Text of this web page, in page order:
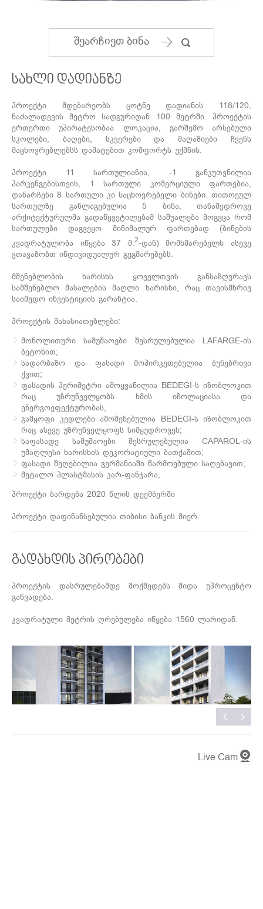
შეარჩიეთ ბინა
სახლი დადიანზე
პროექტი მდებარეობს ცოტნე დადიანის 118/120,
ნაძალადევის მეტრო სადგურიდან 100 მეტრში. პროექტის
ერთერთი უპირატესობაა ლოკაცია, გარშემო არსებული
სკოლები, ბაღები, სკვერები და მაღაზიები ჩვენს
მაცხოვრებლებსს დამატებით კომფორტს უქმნის.
პროექტი 11 სართულიანია, -1 განკუთვნილია
პარკენგებისთვის, 1 სართული კომერციული ფართებია,
დანარჩენი 8 სართული კი საცხოვრებელი ბინები. თითოეულ
სართულზე განლაგებულია 5 ბინა, თანამედროვე
არქიტექტურულმა გადაწყვეტილებამ საშუალება მოგვცა რომ
სართულები დაგვეყო მინიმალურ ფართებად (ბინების
კვადრატულობა იწყება 37 მ. 2-დან) მომხმარებელს ასევე
ვთავაზობთ ინდივიდუალურ გეგმარებებს.
მშენებლობის ხარისხს ყოველთვის განსაზღვრავს
სამშენებლო მასალების მაღლი ხარისხი, რაც თავისმხრივ
საიმედო ინვესტიციის გარანტია.
პროექტის მახასიათებლები:
მონოლითური სამუშაოები შესრულებულია LAFARGE-ის
ბეტონით;
სადარბაზო და ფასადი მოპირკეთებულია ბუნებრივი
ქვით;
ფასადის პერიმეტრი ამოყვანილია BEDEGI-ს იზობლოკით
რაც უზრუნველყობს ხმის იზოლაციასა და
ენერგოეფექტურობას;
გამყოფი კედლები ამოშენებულია BEDEGI-ს იზობლოკით
რაც ასევე უზრუნველყოფს სიმყუდროვეს;
საფასადე სამუშაოები შესრულებულია CAPAROL-ის
უმაღლესი ხარისხის დეკორატიული ბათქაშით;
ფასადი შეღებილია გერმანიაში წარმოებული საღებავით;
მეტალო პლასტმასის კარ-ფანჯარა;
პროექტი ბარდება 2020 წლის დეემბერში
პროექტი დაფინანსებულია თიბისი ბანკის მიერ.
გადახდის პირობები
პროექტის დასრულებამდე მოქმედებს შიდა უპროცენტო
განვადება.
კვადრატული მეტრის ღრებულება იწყება 1560 ლარიდან.
Live Cam